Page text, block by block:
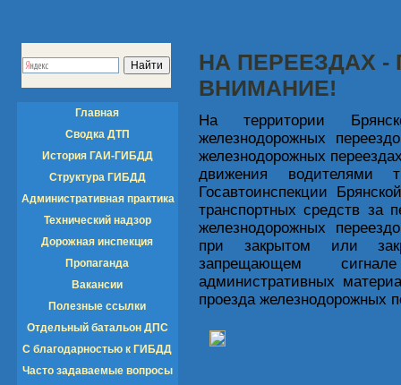
Главная
Сводка ДТП
История ГАИ-ГИБДД
Структура ГИБДД
Административная практика
Технический надзор
Дорожная инспекция
Пропаганда
Вакансии
Полезные ссылки
Отдельный батальон ДПС
С благодарностью к ГИБДД
Часто задаваемые вопросы
НА ПЕРЕЕЗДАХ
ВНИМАНИЕ!
На территории
железнодорожных
железнодорожных
движения водителями
Госавтоинспекции
транспортных средств за
железнодорожных
при закрытом или
запрещающем
административных
проезда железнодорожных